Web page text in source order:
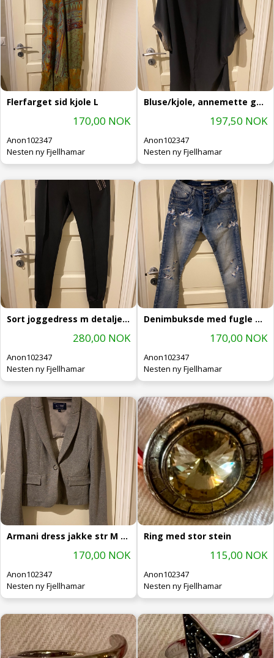
Flerfarget sid kjole L
170,00 NOK
Anon102347
Nesten ny Fjellhamar
Bluse/kjole, annemette gørtz
197,50 NOK
Anon102347
Nesten ny Fjellhamar
Sort joggedress m detaljer, str M/L
280,00 NOK
Anon102347
Nesten ny Fjellhamar
Denimbuksde med fugle motiv S/M
170,00 NOK
Anon102347
Nesten ny Fjellhamar
Armani dress jakke str M (44)
170,00 NOK
Anon102347
Nesten ny Fjellhamar
Ring med stor stein
115,00 NOK
Anon102347
Nesten ny Fjellhamar